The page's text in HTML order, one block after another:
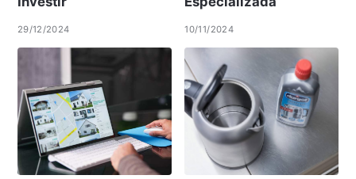
29/12/2024 10/11/2024